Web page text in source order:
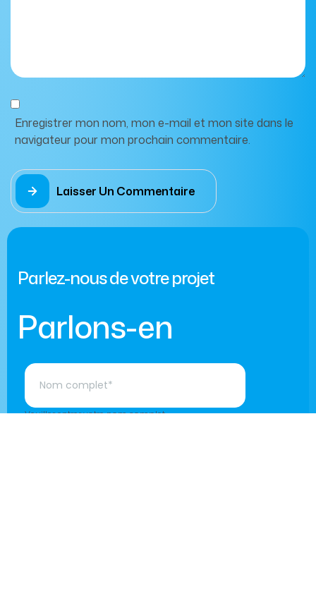
Enregistrer mon nom, mon e-mail et mon site dans le
navigateur pour mon prochain commentaire.
Laisser Un Commentaire
Parlez-nous de votre projet
Parlons-en